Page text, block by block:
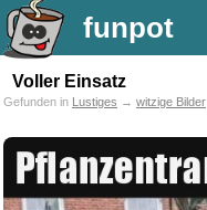
funpot
Voller Einsatz
Gefunden in Lustiges → witzige Bilder